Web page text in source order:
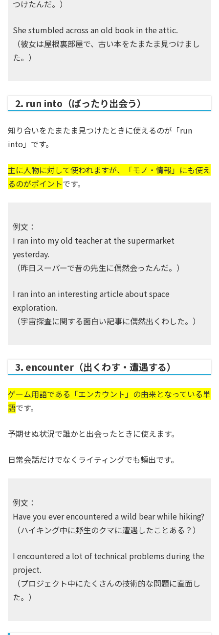
つけたんだ。）
She stumbled across an old book in the attic.
（彼女は屋根裏部屋で、古い本をたまたま見つけまし
た。）
2. run into（ばったり出会う）
知り合いをたまたま見つけたときに使えるのが「run
into」です。
主に人物に対して使われますが、「モノ・情報」にも使え
るのがポイントです。
例文：
I ran into my old teacher at the supermarket
yesterday.
（昨日スーパーで昔の先生に偶然会ったんだ。）
I ran into an interesting article about space
exploration.
（宇宙探査に関する面白い記事に偶然出くわした。）
3. encounter（出くわす・遭遇する）
ゲーム用語である「エンカウント」の由来となっている単
語です。
予期せぬ状況で誰かと出会ったときに使えます。
日常会話だけでなくライティングでも頻出です。
例文：
Have you ever encountered a wild bear while hiking?
（ハイキング中に野生のクマに遭遇したことある？）
I encountered a lot of technical problems during the
project.
（プロジェクト中にたくさんの技術的な問題に直面し
た。）